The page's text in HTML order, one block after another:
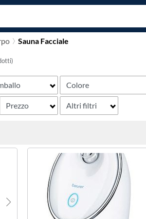
Sauna Facciale
Colore
Prezzo Altri filtri